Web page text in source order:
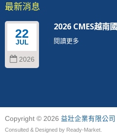
最新消息
22
JUL
2026
2026 CMES越南
閱讀更多
Copyright © 2026 益壯企業有限公司
Consulted & Designed by Ready-Market